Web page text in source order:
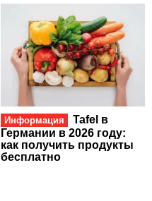
Информация
Tafel в
Германии в 2026 году:
как получить продукты
бесплатно